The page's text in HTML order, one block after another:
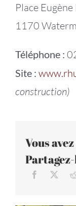
Place
1170
Téléphone :
Site :
construction)
Vous